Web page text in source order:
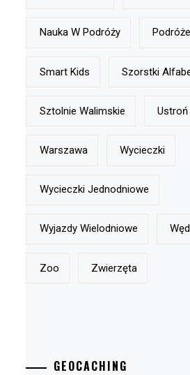
Nauka W Podróży Podróże
Smart Kids Szorstki
Sztolnie Walimskie Ustroń
Warszawa Wycieczki
Wycieczki Jednodniowe
Wyjazdy Wielodniowe
Zoo Zwierzęta
GEOCACHING